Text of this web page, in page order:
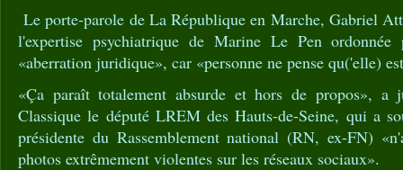
Le porte-parole de La République en Marche, Gabriel
l'expertise psychiatrique de Marine Le Pen
«aberration juridique», car «personne ne pense qu('elle)
«Ça paraît totalement absurde et hors de propos», a
Classique le député LREM des Hauts-de-Seine, qui a
présidente du Rassemblement national (RN, ex-FN)
photos extrêmement violentes sur les réseaux sociaux».